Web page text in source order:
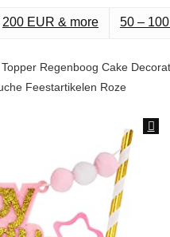
200 EUR & more 50 –
Regenboog Cake
Feestartikelen Roze